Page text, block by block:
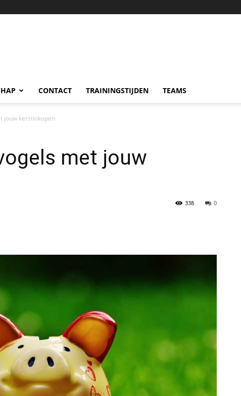
CONTACT TRAININGSTIJDEN TEAMS
jouw kerstinkopen
met jouw
0
338